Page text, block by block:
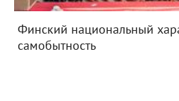
Финский национальный
самобытность